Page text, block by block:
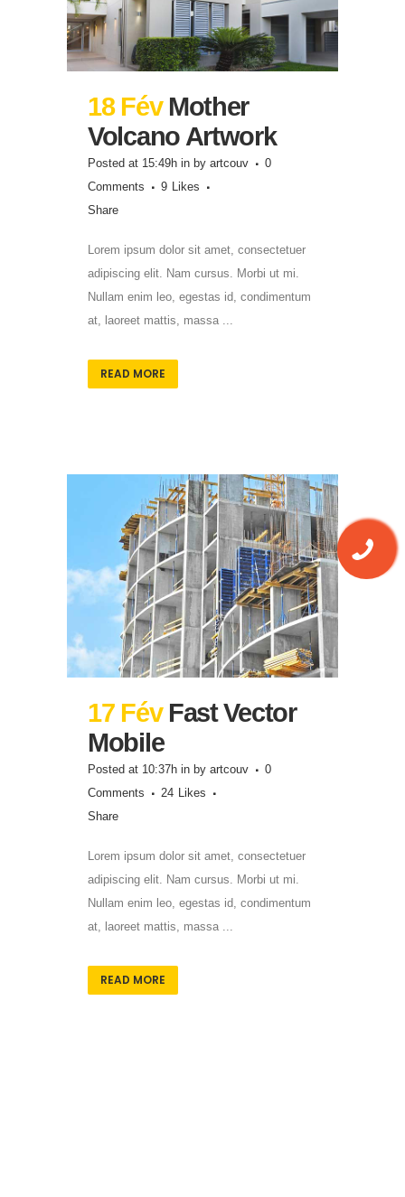
18 Fév Mother
Volcano Artwork
Posted at 15:49h in by artcouv
0
Comments
9
Likes
Share
Lorem ipsum dolor sit amet, consectetuer
adipiscing elit. Nam cursus. Morbi ut mi.
Nullam enim leo, egestas id, condimentum
at, laoreet mattis, massa ...
READ MORE
17 Fév Fast Vector
Mobile
Posted at 10:37h in by artcouv
0
Comments
24
Likes
Share
Lorem ipsum dolor sit amet, consectetuer
adipiscing elit. Nam cursus. Morbi ut mi.
Nullam enim leo, egestas id, condimentum
at, laoreet mattis, massa ...
READ MORE